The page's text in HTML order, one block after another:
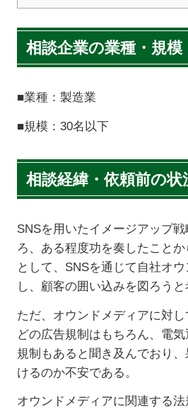
相談企業の業種・規模
■業種：製造業
■規模：30名以下
相談経緯・依頼前の状
SNSを用いたイメージアップ
ろ、ある程度功を奏したこと
として、SNSを通じて自社オウ
し、顧客の囲い込みを図ろうと
ただ、オウンドメディアに対
どの広告規制はもちろん、電気
規制もあると聞き及んでおり
けるのか不安である。
オウンドメディアに関連する法